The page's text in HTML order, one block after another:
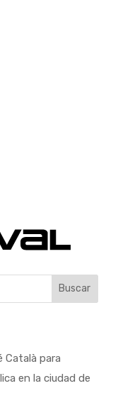
Buscar
Català para
en la ciudad de